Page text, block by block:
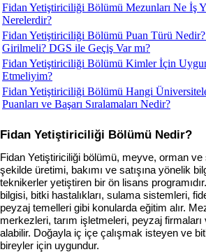
Fidan Yetiştiriciliği Bölümü Mezunları Ne İş
Nerelerdir?
Fidan Yetiştiriciliği Bölümü Puan Türü Nedir?
Girilmeli? DGS ile Geçiş Var mı?
Fidan Yetiştiriciliği Bölümü Kimler İçin
Etmeliyim?
Fidan Yetiştiriciliği Bölümü Hangi
Puanları ve Başarı Sıralamaları Nedir?
Fidan Yetiştiriciliği Bölümü Nedir?
Fidan Yetiştiriciliği bölümü, meyve, orman ve
şekilde üretimi, bakımı ve satışına yönelik
teknikerler yetiştiren bir ön lisans
bilgisi, bitki hastalıkları, sulama sistemleri,
peyzaj temelleri gibi konularda eğitim alır.
merkezleri, tarım işletmeleri, peyzaj
alabilir. Doğayla iç içe çalışmak isteyen ve
bireyler için uygundur.